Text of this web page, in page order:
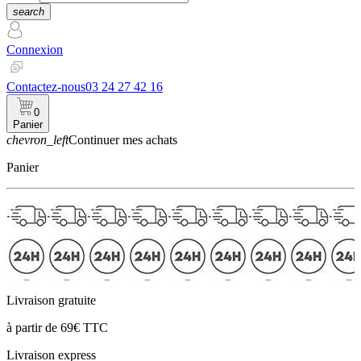
search
Connexion
Contactez-nous03 24 27 42 16
0
Panier
chevron_leftContinuer mes achats
Panier
Livraison gratuite
à partir de 69€ TTC
Livraison express